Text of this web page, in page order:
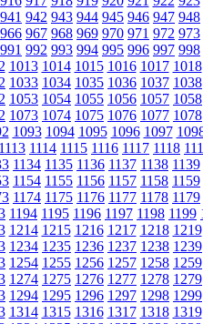
941 942 943 944 945 946 947 948
966 967 968 969 970 971 972 973
991 992 993 994 995 996 997 998
1013 1014 1015 1016 1017 1018
1033 1034 1035 1036 1037 1038
1053 1054 1055 1056 1057 1058
1073 1074 1075 1076 1077 1078
1093 1094 1095 1096 1097
1113 1114 1115 1116 1117 1118
1134 1135 1136 1137 1138 1139
1154 1155 1156 1157 1158 1159
1174 1175 1176 1177 1178 1179
1194 1195 1196 1197 1198 1199
1214 1215 1216 1217 1218 1219
1234 1235 1236 1237 1238 1239
1254 1255 1256 1257 1258 1259
1274 1275 1276 1277 1278 1279
1294 1295 1296 1297 1298 1299
1314 1315 1316 1317 1318 1319